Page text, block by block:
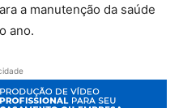
a manutenção da saúde
ano.